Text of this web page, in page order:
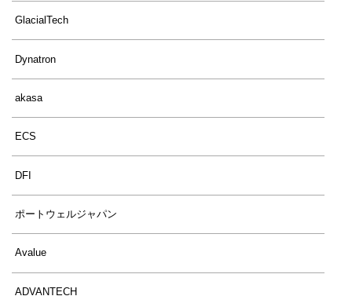
GlacialTech
Dynatron
akasa
ECS
DFI
ポートウェルジャパン
Avalue
ADVANTECH